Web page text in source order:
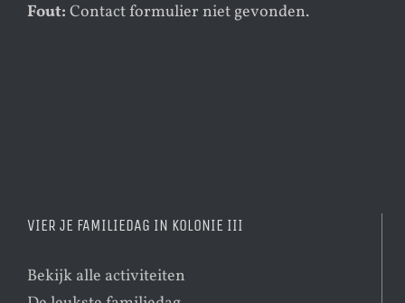
Fout: Contact formulier niet gevonden.
VIER JE FAMILIEDAG IN KOLONIE III
Bekijk alle activiteiten